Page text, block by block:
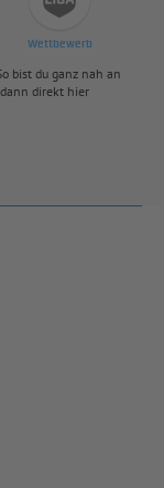
Wettbewerb
bist du ganz nah an
direkt hier